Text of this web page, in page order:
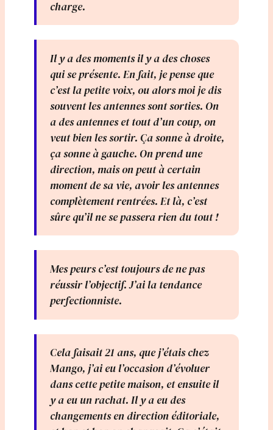
charge.
Il y a des moments il y a des choses
qui se présente. En fait, je pense que
c’est la petite voix, ou alors moi je dis
souvent les antennes sont sorties. On
a des antennes et tout d’un coup, on
veut bien les sortir. Ça sonne à droite,
ça sonne à gauche. On prend une
direction, mais on peut à certain
moment de sa vie, avoir les antennes
complètement rentrées. Et là, c’est
sûre qu’il ne se passera rien du tout !
Mes peurs c’est toujours de ne pas
réussir l’objectif. J’ai la tendance
perfectionniste.
Cela faisait 21 ans, que j’étais chez
Mango, j’ai eu l’occasion d’évoluer
dans cette petite maison, et ensuite il
y a eu un rachat. Il y a eu des
changements en direction éditoriale,